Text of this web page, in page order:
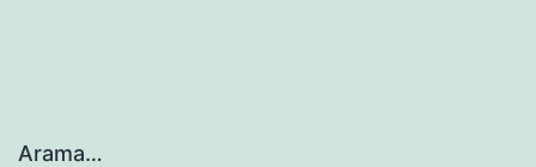
Arama…